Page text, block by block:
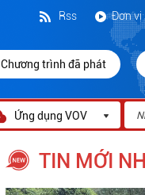
Đơn vị
Rss
Chương trình đã phát
Ứng dụng VOV
TIN MỚI